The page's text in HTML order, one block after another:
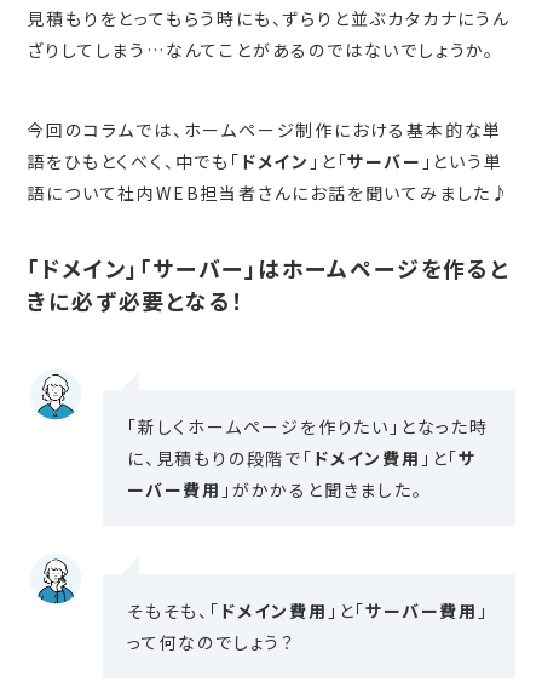
見積もりをとってもらう時にも、ずらりと並ぶカタカナにうん
ざりしてしまう…なんてことがあるのではないでしょうか。
今回のコラムでは、ホームページ制作における基本的な単
語をひもとくべく、中でも「 ドメイン 」と「サーバー 」という単
語について社内WEB担当者さんにお話を聞いてみました♪
「ドメイン」「サーバー」はホームページを作ると
きに必ず必要となる！
「新しくホームページを作りたい」となった時
に、見積もりの段階で「 ドメイン費用 」と「サ
ーバー費用 」がかかると聞きました。
そもそも、「 ドメイン費用 」と「サーバー費用 」
って何なのでしょう？